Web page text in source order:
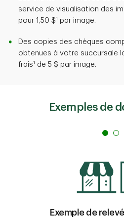
service de visualisation des
pour 1,50 $1 par image.
Des copies des chèques
obtenues à votre succursale
frais1 de 5 $ par image.
Exemples de
Exemple de